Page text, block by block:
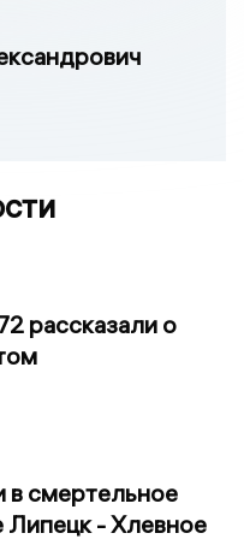
рассказали о
в смертельное
Липецк - Хлевное